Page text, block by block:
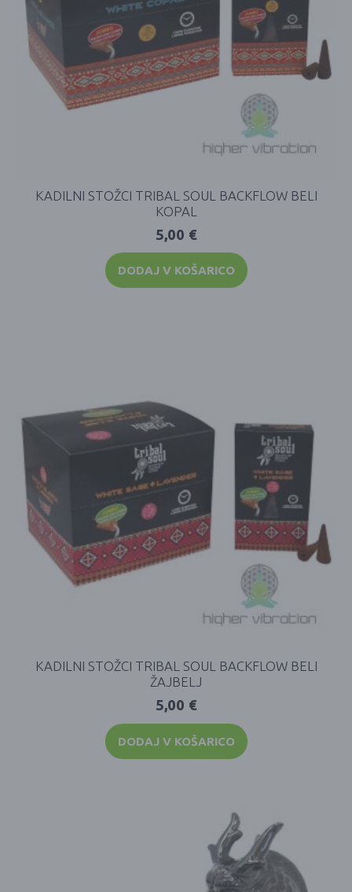
KADILNI STOŽCI TRIBAL SOUL BACKFLOW BELI
KOPAL
5,00 €
DODAJ V KOŠARICO
KADILNI STOŽCI TRIBAL SOUL BACKFLOW BELI
ŽAJBELJ
5,00 €
DODAJ V KOŠARICO